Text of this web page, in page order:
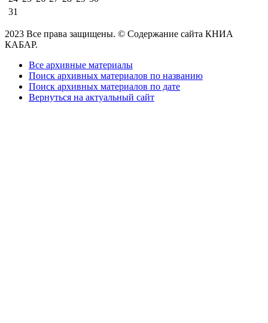
31
2023 Все права защищены. © Содержание сайта КНИА
КАБАР.
Все архивные материалы
Поиск архивных материалов по названию
Поиск архивных материалов по дате
Вернуться на актуальный сайт